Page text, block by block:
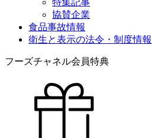
協賛企業
食品事故情報
衛生と表示の法令・制度情報
フーズチャネル会員特典